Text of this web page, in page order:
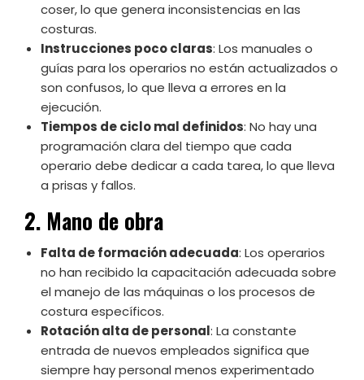
coser, lo que genera inconsistencias en las
costuras.
Instrucciones poco claras: Los manuales o
guías para los operarios no están actualizados o
son confusos, lo que lleva a errores en la
ejecución.
Tiempos de ciclo mal definidos: No hay una
programación clara del tiempo que cada
operario debe dedicar a cada tarea, lo que lleva
a prisas y fallos.
2. Mano de obra
Falta de formación adecuada: Los operarios
no han recibido la capacitación adecuada sobre
el manejo de las máquinas o los procesos de
costura específicos.
Rotación alta de personal: La constante
entrada de nuevos empleados significa que
siempre hay personal menos experimentado